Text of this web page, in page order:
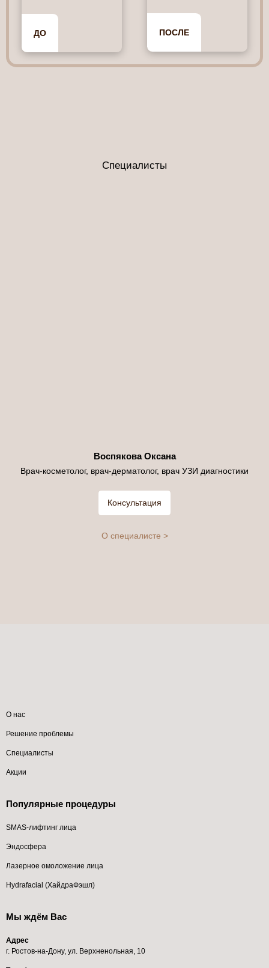
ДО ПОСЛЕ
Специалисты
Воспякова Оксана
Врач-косметолог, врач-дерматолог, врач УЗИ диагностики
Консультация
О специалисте >
Популярные процедуры
SMAS-лифтинг лица
Эндосфера
Лазерное омоложение лица
Hydrafacial (ХайдраФэшл)
Мы ждём Вас
Адрес
г. Ростов-на-Дону, ул. Верхненольная, 10
О нас
Решение проблемы
Специалисты
Акции